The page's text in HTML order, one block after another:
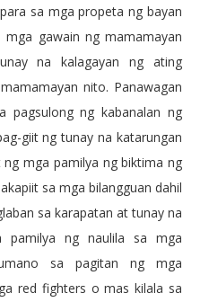
sa mga propeta ng bayan
gawain ng mamamayan
na kalagayan ng ating
nito. Panawagan
ng kabanalan ng
giit ng tunay na katarungan
mga pamilya ng biktima ng
sa mga bilangguan dahil
sa karapatan at tunay na
pamilya ng naulila sa mga
sa pagitan ng mga
red fighters o mas kilala sa